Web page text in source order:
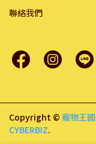
聯絡我們
Copyright © 寵物王國
CYBERBIZ.